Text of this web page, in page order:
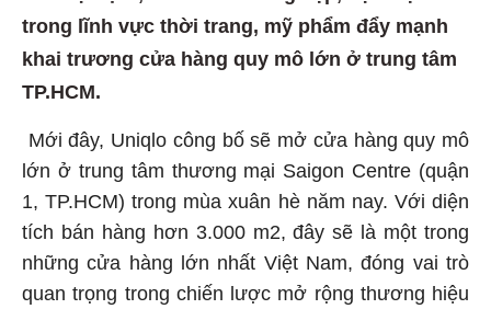
trong lĩnh vực thời trang, mỹ phẩm đẩy mạnh
khai trương cửa hàng quy mô lớn ở trung tâm
TP.HCM.
Mới đây, Uniqlo công bố sẽ mở cửa hàng quy mô
lớn ở trung tâm thương mại Saigon Centre (quận
1, TP.HCM) trong mùa xuân hè năm nay. Với diện
tích bán hàng hơn 3.000 m2, đây sẽ là một trong
những cửa hàng lớn nhất Việt Nam, đóng vai trò
quan trọng trong chiến lược mở rộng thương hiệu